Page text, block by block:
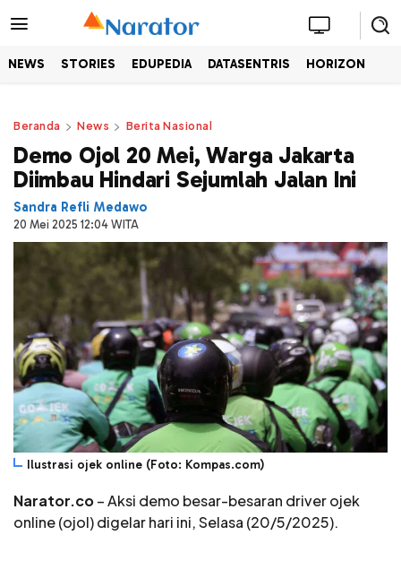
NEWS STORIES EDUPEDIA DATASENTRIS HORIZON
Beranda News Berita Nasional
Demo Ojol 20 Mei, Warga Jakarta
Diimbau Hindari Sejumlah Jalan Ini
Sandra Refli Medawo
20 Mei 2025 12:04 WITA
Ilustrasi ojek online (Foto: Kompas.com)
Narator.co– Aksi demo besar-besaran driver ojek
online (ojol) digelar hari ini, Selasa (20/5/2025).